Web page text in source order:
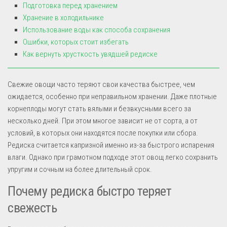
Подготовка перед хранением
Хранение в холодильнике
Использование воды как способа сохранения
Ошибки, которых стоит избегать
Как вернуть хрусткость увядшей редиске
Свежие овощи часто теряют свои качества быстрее, чем
ожидается, особенно при неправильном хранении. Даже плотные
корнеплоды могут стать вялыми и безвкусными всего за
несколько дней. При этом многое зависит не от сорта, а от
условий, в которых они находятся после покупки или сбора.
Редиска считается капризной именно из-за быстрого испарения
влаги. Однако при грамотном подходе этот овощ легко сохранить
упругим и сочным на более длительный срок.
Почему редиска быстро теряет
свежесть